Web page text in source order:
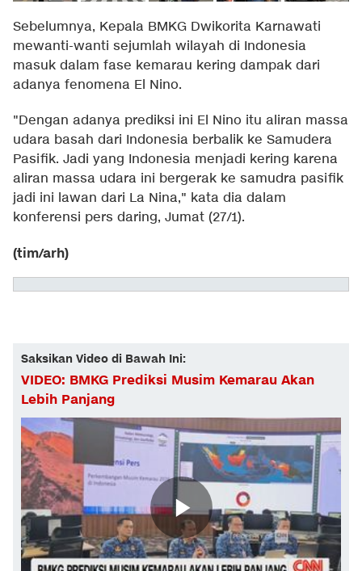
Sebelumnya, Kepala BMKG Dwikorita Karnawati
mewanti-wanti sejumlah wilayah di Indonesia
masuk dalam fase kemarau kering dampak dari
adanya fenomena El Nino.
"Dengan adanya prediksi ini El Nino itu aliran massa
udara basah dari Indonesia berbalik ke Samudera
Pasifik. Jadi yang Indonesia menjadi kering karena
aliran massa udara ini bergerak ke samudra pasifik
jadi ini lawan dari La Nina," kata dia dalam
konferensi pers daring, Jumat (27/1).
(tim/arh)
Saksikan Video di Bawah Ini:
VIDEO: BMKG Prediksi Musim Kemarau Akan
Lebih Panjang